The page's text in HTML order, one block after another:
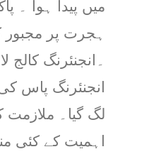
میں پیدا ہوا ۔
ہجرت پر مجبور
۔انجنئرنگ
انجنئرنگ پاس
لگ گیا۔ ملازمت
اہمیت کے کئی